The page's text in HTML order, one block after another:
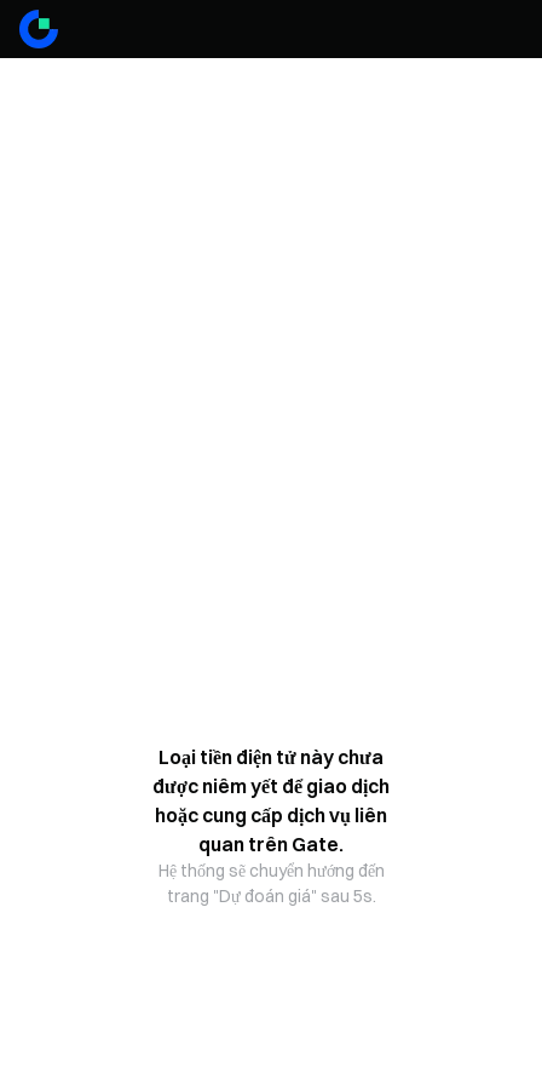
Loại tiền điện tử này chưa
được niêm yết để giao dịch
hoặc cung cấp dịch vụ liên
quan trên Gate.
Hệ thống sẽ chuyển hướng đến
trang "Dự đoán giá" sau 5s.